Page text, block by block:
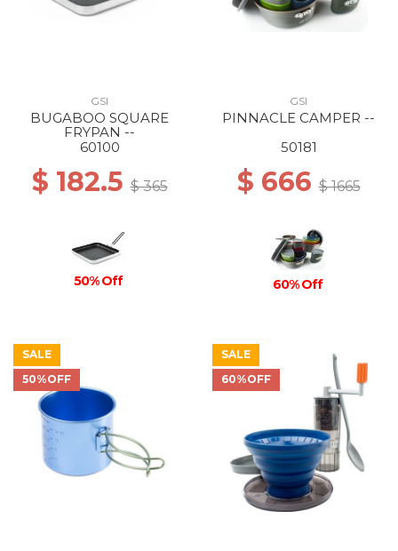
GSI
BUGABOO SQUARE
FRYPAN --
60100
$ 182.5$ 365
50% Off
GSI
PINNACLE CAMPER --
50181
$ 666$ 1665
60% Off
SALE
50%OFF
SALE
60%OFF